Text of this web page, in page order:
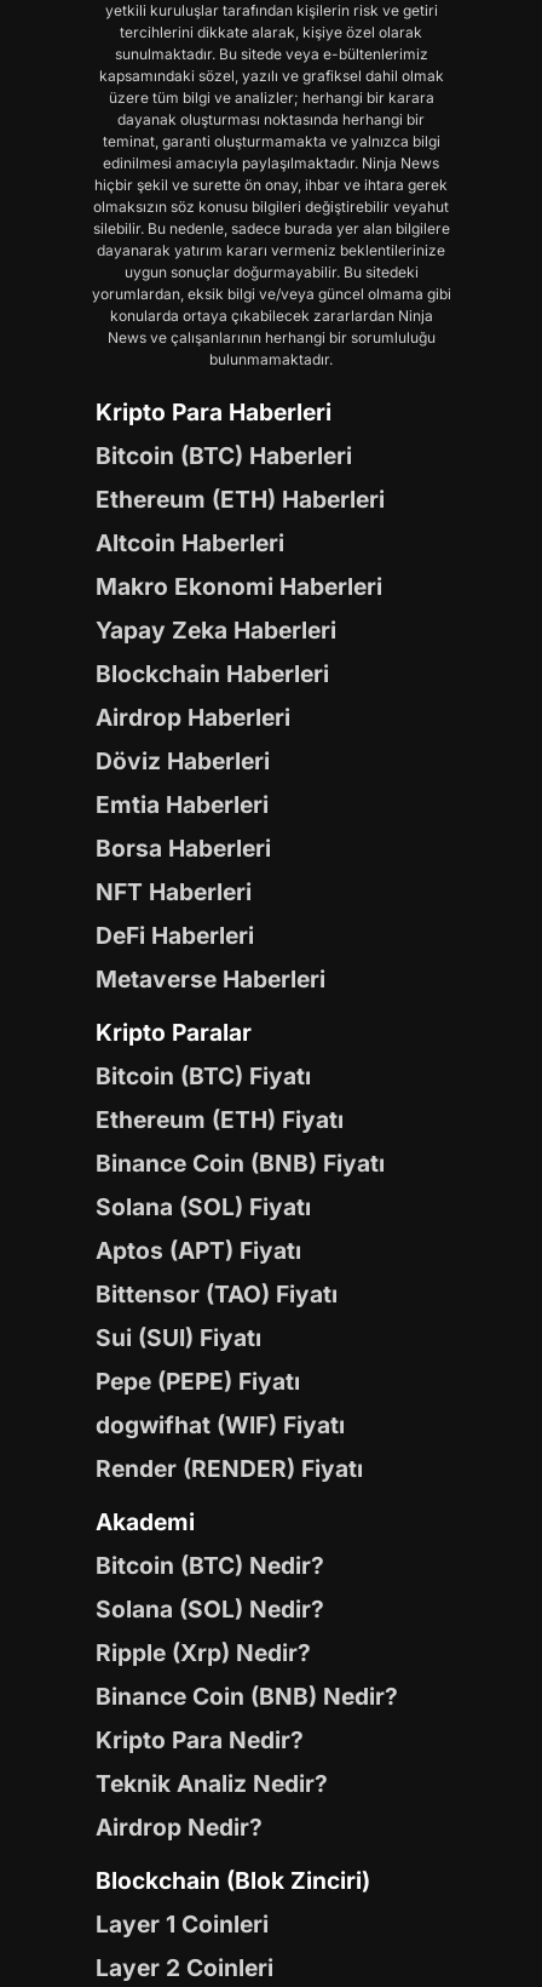
yetkili kuruluşlar tarafından kişilerin risk ve getiri
tercihlerini dikkate alarak, kişiye özel olarak
sunulmaktadır. Bu sitede veya e-bültenlerimiz
kapsamındaki sözel, yazılı ve grafiksel dahil olmak
üzere tüm bilgi ve analizler; herhangi bir karara
dayanak oluşturması noktasında herhangi bir
teminat, garanti oluşturmamakta ve yalnızca bilgi
edinilmesi amacıyla paylaşılmaktadır. Ninja News
hiçbir şekil ve surette ön onay, ihbar ve ihtara gerek
olmaksızın söz konusu bilgileri değiştirebilir veyahut
silebilir. Bu nedenle, sadece burada yer alan bilgilere
dayanarak yatırım kararı vermeniz beklentilerinize
uygun sonuçlar doğurmayabilir. Bu sitedeki
yorumlardan, eksik bilgi ve/veya güncel olmama gibi
konularda ortaya çıkabilecek zararlardan Ninja
News ve çalışanlarının herhangi bir sorumluluğu
bulunmamaktadır.
Kripto Para Haberleri
Bitcoin (BTC) Haberleri
Ethereum (ETH) Haberleri
Altcoin Haberleri
Makro Ekonomi Haberleri
Yapay Zeka Haberleri
Blockchain Haberleri
Airdrop Haberleri
Döviz Haberleri
Emtia Haberleri
Borsa Haberleri
NFT Haberleri
DeFi Haberleri
Metaverse Haberleri
Kripto Paralar
Bitcoin (BTC) Fiyatı
Ethereum (ETH) Fiyatı
Binance Coin (BNB) Fiyatı
Solana (SOL) Fiyatı
Aptos (APT) Fiyatı
Bittensor (TAO) Fiyatı
Sui (SUI) Fiyatı
Pepe (PEPE) Fiyatı
dogwifhat (WIF) Fiyatı
Render (RENDER) Fiyatı
Akademi
Bitcoin (BTC) Nedir?
Solana (SOL) Nedir?
Ripple (Xrp) Nedir?
Binance Coin (BNB) Nedir?
Kripto Para Nedir?
Teknik Analiz Nedir?
Airdrop Nedir?
Blockchain (Blok Zinciri)
Layer 1 Coinleri
Layer 2 Coinleri